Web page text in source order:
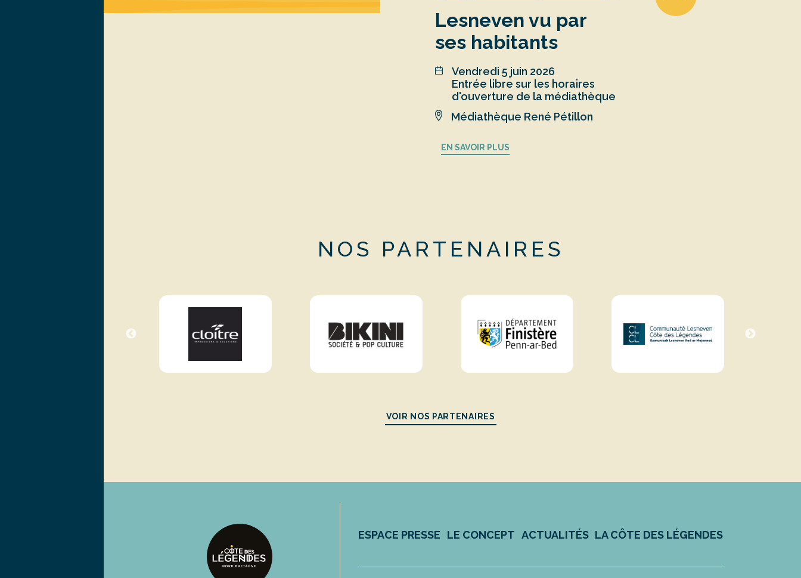
Lesneven vu par
ses habitants
vendredi 5 juin 2026
Entrée libre sur les horaires
d'ouverture de la médiathèque
Médiathèque René Pétillon
EN SAVOIR PLUS
NOS PARTENAIRES
VOIR NOS PARTENAIRES
ESPACE PRESSE LE CONCEPT ACTUALITÉS LA CÔTE DES LÉGENDES